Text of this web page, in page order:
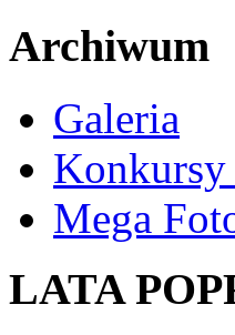
Archiwum
Galeria
Konkursy
Mega
LATA